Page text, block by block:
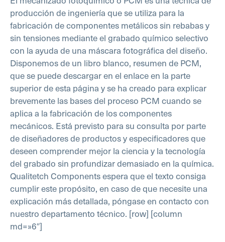
producción de ingeniería que se utiliza para la
fabricación de componentes metálicos sin rebabas y
sin tensiones mediante el grabado químico selectivo
con la ayuda de una máscara fotográfica del diseño.
Disponemos de un libro blanco, resumen de PCM,
que se puede descargar en el enlace en la parte
superior de esta página y se ha creado para explicar
brevemente las bases del proceso PCM cuando se
aplica a la fabricación de los componentes
mecánicos. Está previsto para su consulta por parte
de diseñadores de productos y especificadores que
deseen comprender mejor la ciencia y la tecnología
del grabado sin profundizar demasiado en la química.
Qualitetch Components espera que el texto consiga
cumplir este propósito, en caso de que necesite una
explicación más detallada, póngase en contacto con
nuestro departamento técnico. [row] [column
md=»6″]